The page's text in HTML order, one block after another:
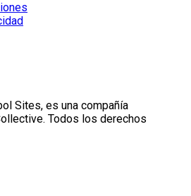
Sites, es una compañía
Todos los derechos